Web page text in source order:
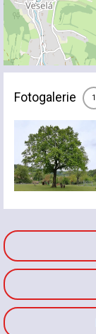
Fotogalerie 1